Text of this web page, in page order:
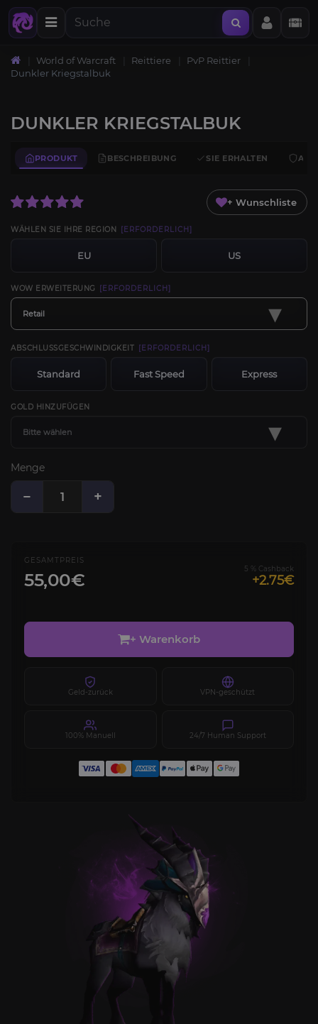
World of Warcraft Reittiere
PvP Reittier
Dunkler Kriegstalbuk
DUNKLER KRIEGSTALBUK
PRODUKT BESCHREIBUNG SIE ERHALTEN
+ Wunschliste
WÄHLEN SIE IHRE REGION [ERFORDERLICH]
EU US
WOW ERWEITERUNG [ERFORDERLICH]
Retail ▾
ABSCHLUSSGESCHWINDIGKEIT [ERFORDERLICH]
Standard Fast Speed Express
GOLD HINZUFÜGEN
Bitte wählen ▾
Menge
− +
GESAMTPREIS
55,00€
5 % Cashback
+2.75€
+ Warenkorb
Geld-zurück VPN-geschützt
100% Manuell 24/7 Human Support